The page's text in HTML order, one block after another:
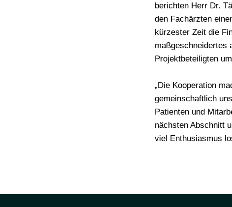
berichten Herr Dr.
den Fachärzten
kürzester Zeit die
maßgeschneidertes
Projektbeteiligten
„Die Kooperation
gemeinschaftlich
Patienten und
nächsten Abschnitt
viel Enthusiasmus